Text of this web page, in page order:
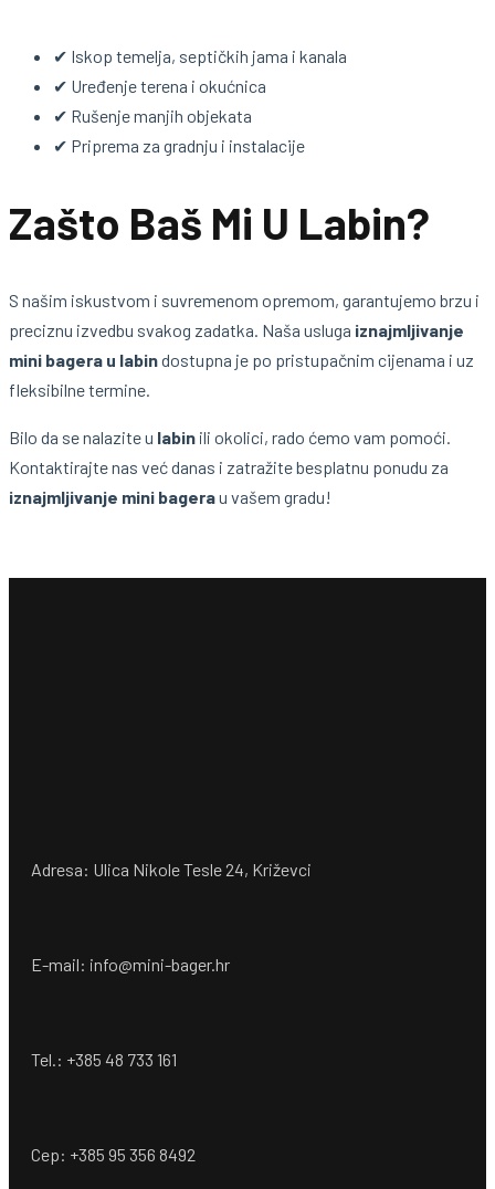
✔ Iskop temelja, septičkih jama i kanala
✔ Uređenje terena i okućnica
✔ Rušenje manjih objekata
✔ Priprema za gradnju i instalacije
Zašto Baš Mi U Labin?
S našim iskustvom i suvremenom opremom, garantujemo brzu i
preciznu izvedbu svakog zadatka. Naša usluga iznajmljivanje
mini bagera u labindostupna je po pristupačnim cijenama i uz
fleksibilne termine.
Bilo da se nalazite u labin ili okolici, rado ćemo vam pomoći.
Kontaktirajte nas već danas i zatražite besplatnu ponudu za
iznajmljivanje mini bagerau vašem gradu!
Adresa: Ulica Nikole Tesle 24, Križevci
E-mail: info@mini-bager.hr
Tel.: +385 48 733 161
Cep: +385 95 356 8492